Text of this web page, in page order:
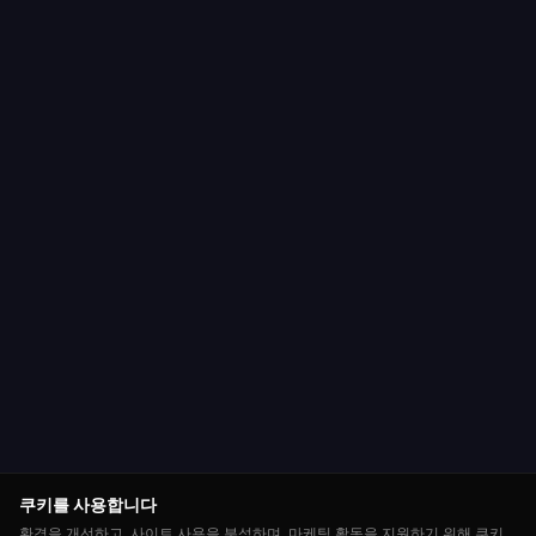
쿠키를 사용합니다